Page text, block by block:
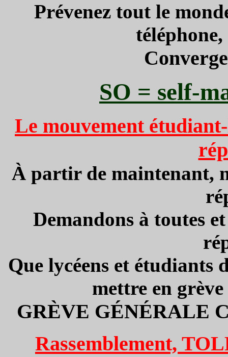
Prévenez tout le
SO = self-
Le mouvement
À partir de maintenant,
Demandons à toutes
Que lycéens et étudiants
mettre en
GRÈVE GÉNÉRALE
Rassemblement,